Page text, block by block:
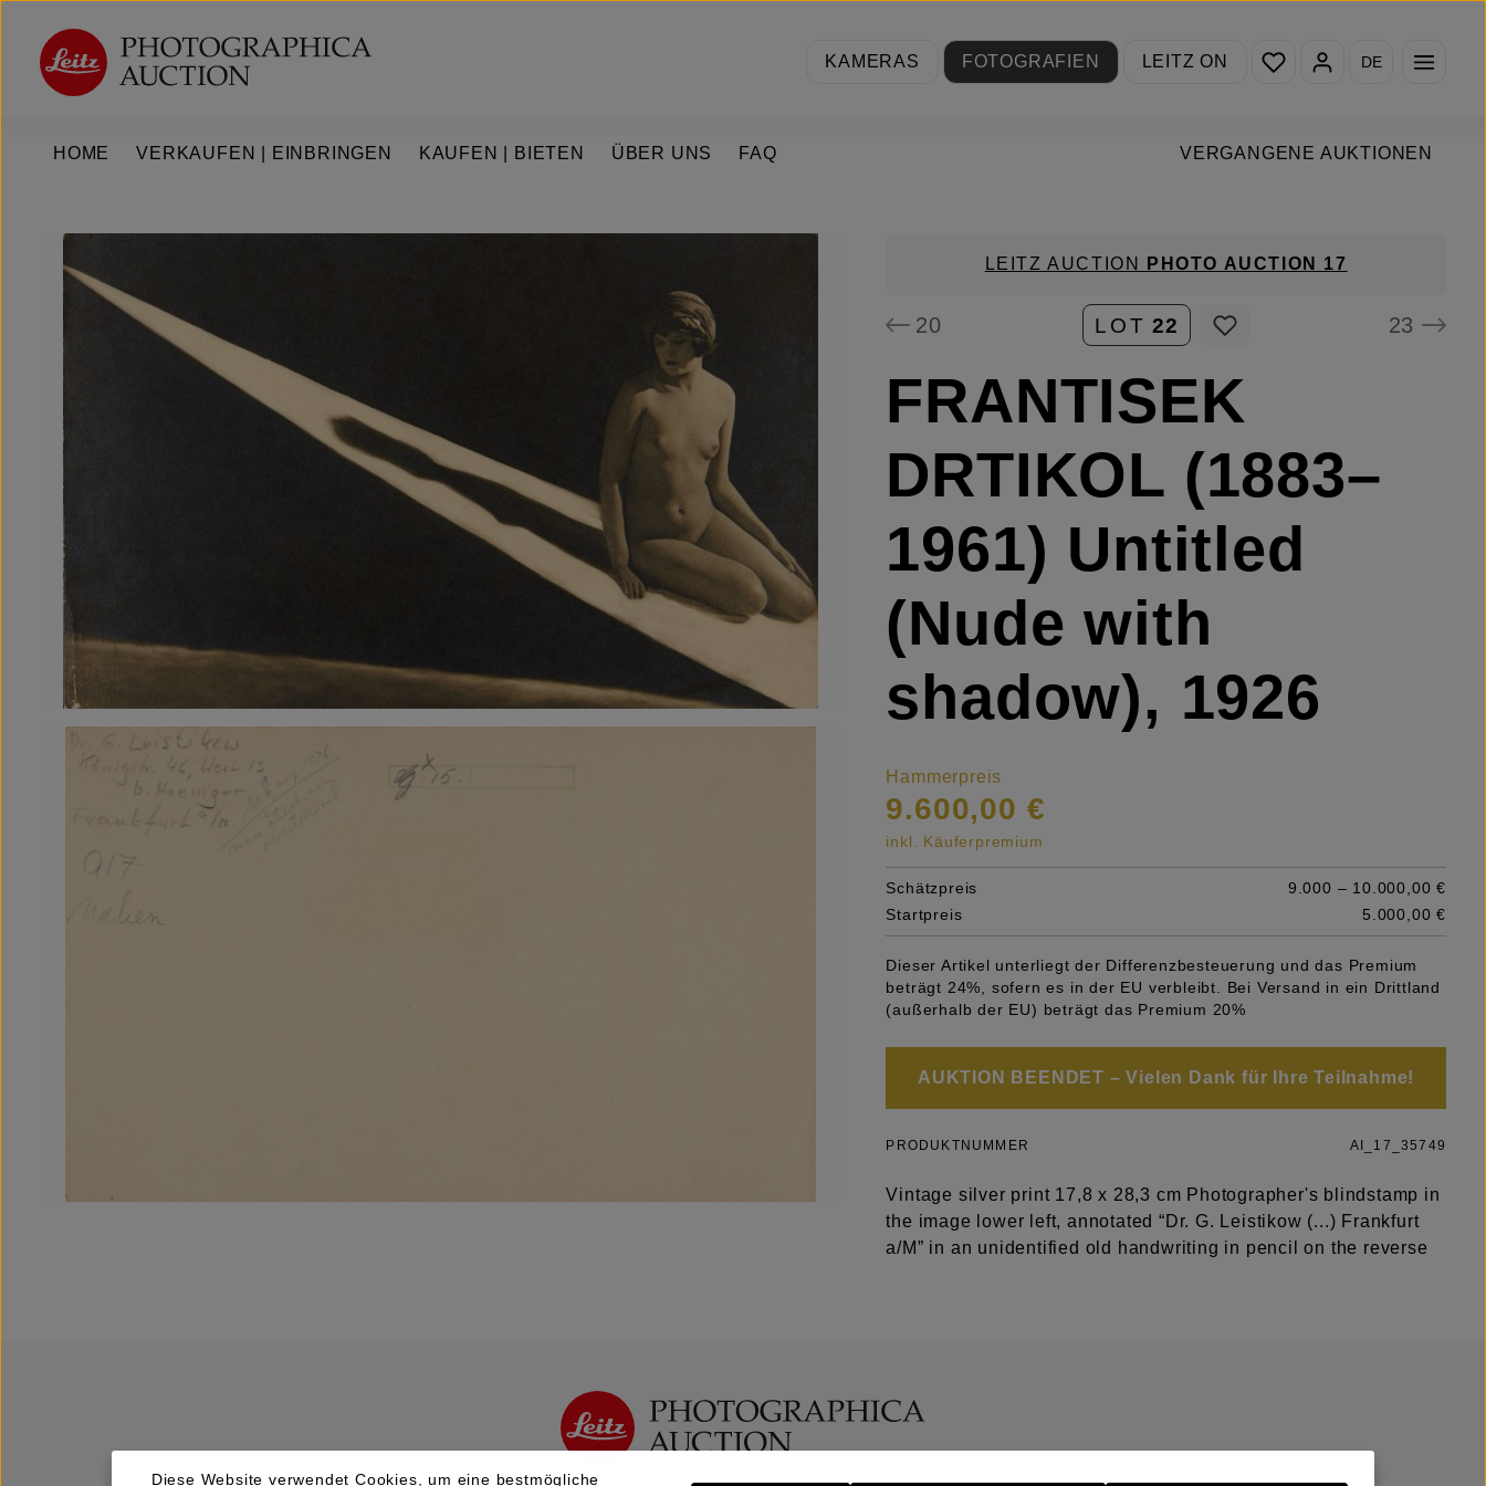
Hauptinhalt springen
Zur Hauptnavigation springen
KAMERAS
FOTOGRAFIEN LEITZ ON
Du hast 0 Produkte auf
DE
HOME VERGANGENE AUKTIONEN
VERKAUFEN | EINBRINGEN KAUFEN | BIETEN ÜBER UNS FAQ
Bildergalerie überspringen
LEITZ AUCTION
PHOTO AUCTION 17
20 LOT 22 23
FRANTISEK
DRTIKOL (1883–
1961) Untitled
(Nude with
shadow), 1926
Hammerpreis
9.600,00 €
inkl. Käuferpremium
Schätzpreis
9.000 – 10.000,00 €
Startpreis
5.000,00 €
Dieser Artikel unterliegt der Differenzbesteuerung und das Premium
beträgt 24%, sofern es in der EU verbleibt. Bei Versand in ein Drittland
(außerhalb der EU) beträgt das Premium 20%
AUKTION BEENDET – Vielen Dank für Ihre Teilnahme!
PRODUKTNUMMER AI_17_35749
Vintage silver print 17,8 x 28,3 cm Photographer's blindstamp in
the image lower left, annotated “Dr. G. Leistikow (...) Frankfurt
a/M” in an unidentified old handwriting in pencil on the reverse
Diese Website verwendet Cookies, um eine bestmögliche